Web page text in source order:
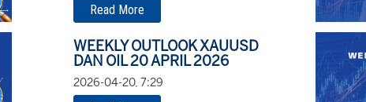
Read More
WEEKLY OUTLOOK XAUUSD
DAN OIL 20 APRIL 2026
2026-04-20, 7:29